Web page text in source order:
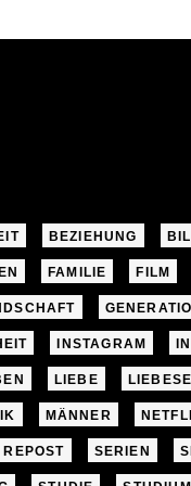
BEZIEHUNG
FAMILIE FILM
INSTAGRAM
LIEBE
MÄNNER
REPOST SERIEN